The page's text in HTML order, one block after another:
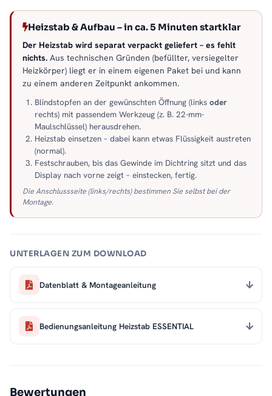
Heizstab & Aufbau – in ca. 5 Minuten startklar
Der Heizstab wird separat verpackt geliefert – es fehlt
nichts. Aus technischen Gründen (befüllter, versiegelter
Heizkörper) liegt er in einem eigenen Paket bei und kann
zu einem anderen Zeitpunkt ankommen.
Blindstopfen an der gewünschten Öffnung (links oder
rechts) mit passendem Werkzeug (z. B. 22-mm-
Maulschlüssel) herausdrehen.
Heizstab einsetzen – dabei kann etwas Flüssigkeit austreten
(normal).
Festschrauben, bis das Gewinde im Dichtring sitzt und das
Display nach vorne zeigt – einstecken, fertig.
Die Anschlussseite (links/rechts) bestimmen Sie selbst bei der
Montage.
UNTERLAGEN ZUM DOWNLOAD
Datenblatt & Montageanleitung
Bedienungsanleitung Heizstab ESSENTIAL
Bewertungen